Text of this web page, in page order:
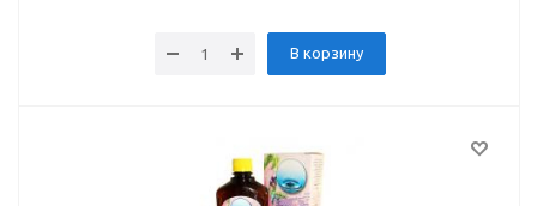
В корзину